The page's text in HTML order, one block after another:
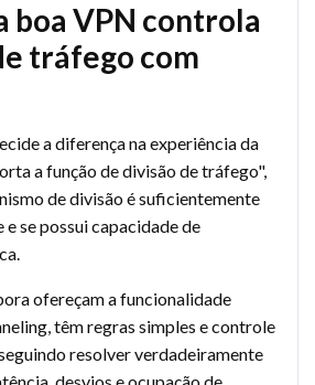
boa VPN controla
tráfego com
a diferença na experiência da
a função de divisão de tráfego",
de divisão é suficientemente
se possui capacidade de
ofereçam a funcionalidade
têm regras simples e controle
resolver verdadeiramente